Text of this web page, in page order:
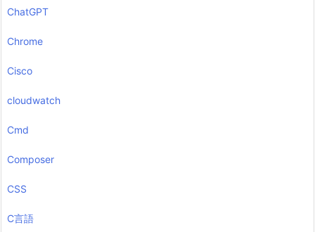
ChatGPT
Chrome
Cisco
cloudwatch
Cmd
Composer
CSS
C言語